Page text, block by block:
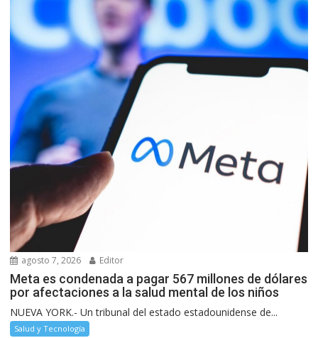
agosto 7, 2026 Editor
Meta es condenada a pagar 567 millones de dólares
por afectaciones a la salud mental de los niños
NUEVA YORK.- Un tribunal del estado estadounidense de...
Salud y Tecnología